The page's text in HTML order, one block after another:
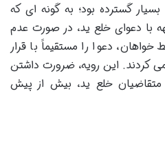
گسترده بود؛ به گونه ای که
با دعوای خلع ید، در صورت عدم
دعوا را مستقیماً با قرار
کردند. این رویه، ضرورت داشتن
متقاضیان خلع ید، بیش از پیش